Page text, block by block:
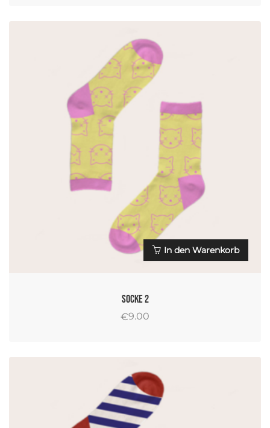
In den Warenkorb
Socke 2
€9.00